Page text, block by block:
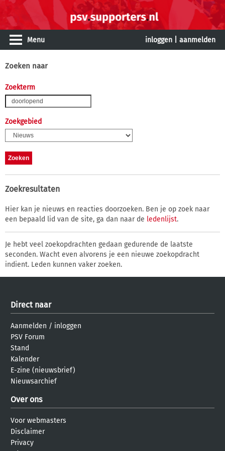
Menu inloggen aanmelden
Zoeken naar
Zoekterm
Zoekgebied
Zoekresultaten
Hier kan je nieuws en reacties doorzoeken. Ben je op zoek naar
een bepaald lid van de site, ga dan naar de ledenlijst.
Je hebt veel zoekopdrachten gedaan gedurende de laatste
seconden. Wacht even alvorens je een nieuwe zoekopdracht
indient. Leden kunnen vaker zoeken.
Direct naar
Aanmelden / inloggen
PSV Forum
Stand
Kalender
E-zine (nieuwsbrief)
Nieuwsarchief
Over ons
Voor webmasters
Disclaimer
Privacy